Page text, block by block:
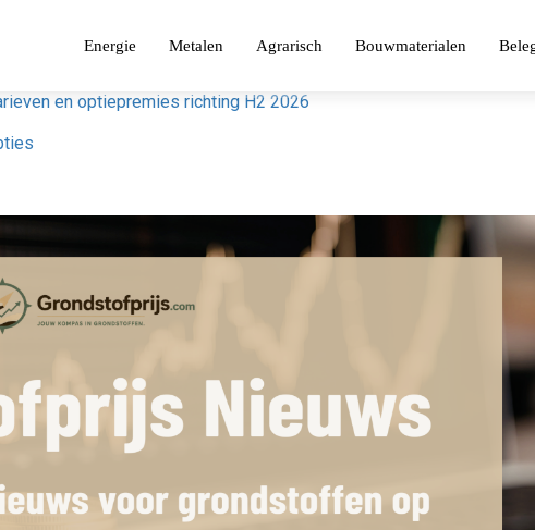
Energie Metalen Agrarisch Bouwmaterialen
en optiepremies richting H2 2026